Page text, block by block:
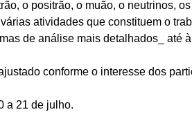
o positrão, o muão, o neutrinos,
atividades que constituem o
de análise mais detalhados_ até
conforme o interesse dos
a 21 de julho.